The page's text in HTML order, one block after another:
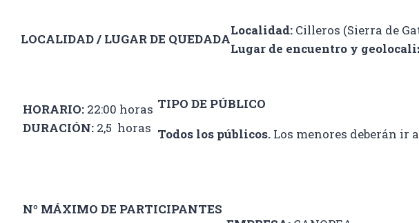
LOCALIDAD / LUGAR DE QUEDADA
Localidad: Cilleros (Sierra de
Lugar de encuentro y
HORARIO: 22:00 horas
DURACIÓN: 2,5 horas
TIPO DE PÚBLICO
Todos los públicos. Los menores deberán ir
Nº MÁXIMO DE PARTICIPANTES